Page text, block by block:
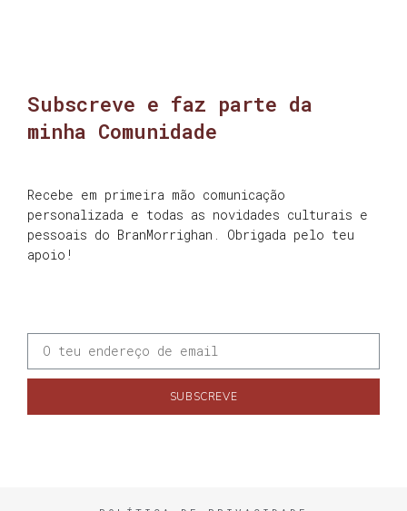
Subscreve e faz parte da
minha Comunidade
Recebe em primeira mão comunicação
personalizada e todas as novidades culturais e
pessoais do BranMorrighan. Obrigada pelo teu
apoio!
SUBSCREVE